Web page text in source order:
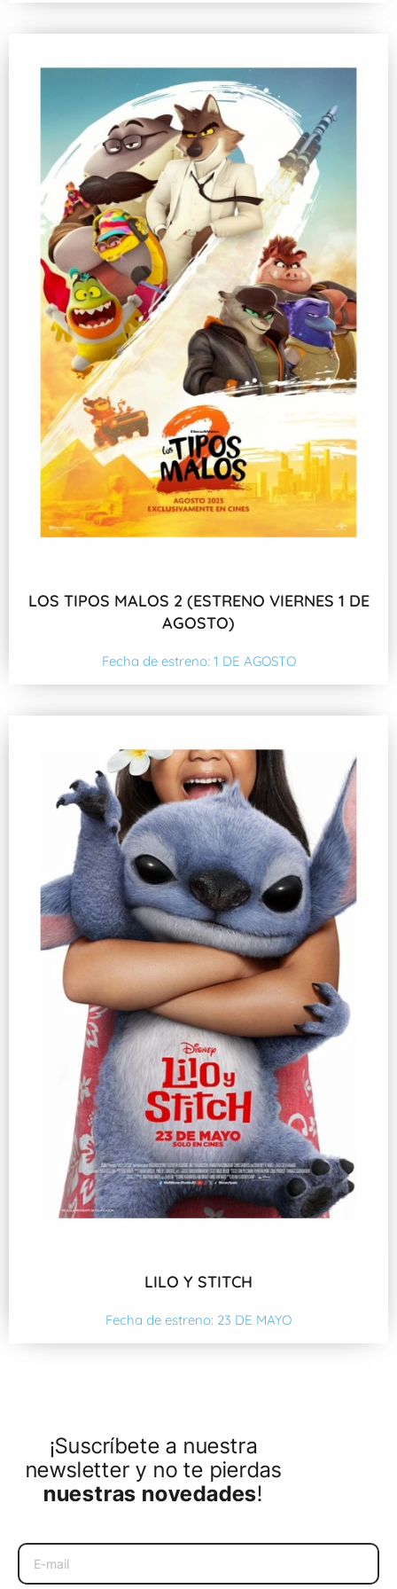
LOS TIPOS MALOS 2 (ESTRENO VIERNES 1 DE
AGOSTO)
Fecha de estreno: 1 DE AGOSTO
LILO Y STITCH
Fecha de estreno: 23 DE MAYO
¡Suscríbete a nuestra
newsletter y no te pierdas
nuestras novedades!
Email